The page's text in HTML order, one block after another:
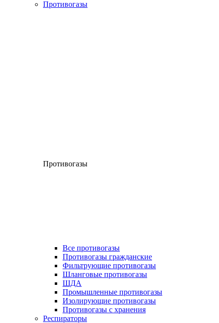
Противогазы
Противогазы
Все противогазы
Противогазы гражданские
Фильтрующие противогазы
Шланговые противогазы
ШДА
Промышленные противогазы
Изолирующие противогазы
Противогазы с хранения
Респираторы